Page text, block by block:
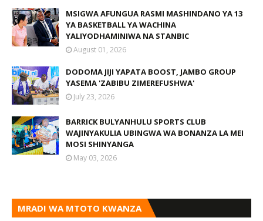
MSIGWA AFUNGUA RASMI MASHINDANO YA 13
YA BASKETBALL YA WACHINA
YALIYODHAMINIWA NA STANBIC
August 01, 2026
DODOMA JIJI YAPATA BOOST, JAMBO GROUP
YASEMA 'ZABIBU ZIMEREFUSHWA'
July 23, 2026
BARRICK BULYANHULU SPORTS CLUB
WAJINYAKULIA UBINGWA WA BONANZA LA MEI
MOSI SHINYANGA
May 03, 2026
MRADI WA MTOTO KWANZA